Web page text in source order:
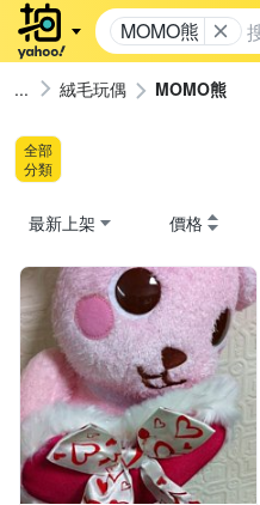
MOMO熊
絨毛玩偶 MOMO熊
全部
分類
最新上架 價格